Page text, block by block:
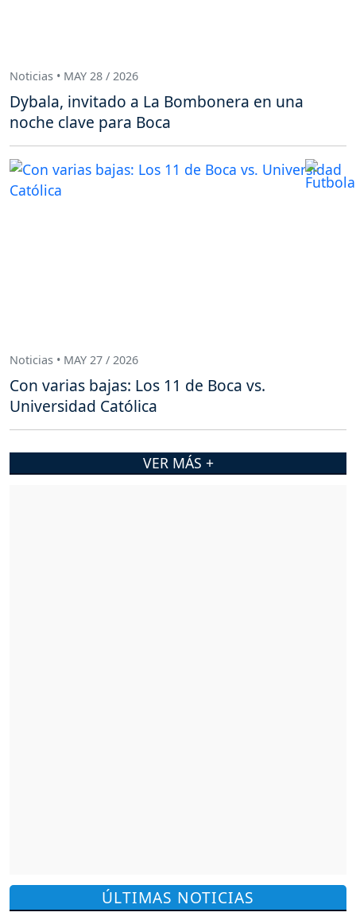
ÚLTIMAS NOTICIAS
Noticias • MAY 28 / 2026
Dybala, invitado a La Bombonera en una
noche clave para Boca
Noticias • MAY 27 / 2026
Con varias bajas: Los 11 de Boca vs.
Universidad Católica
VER MÁS +